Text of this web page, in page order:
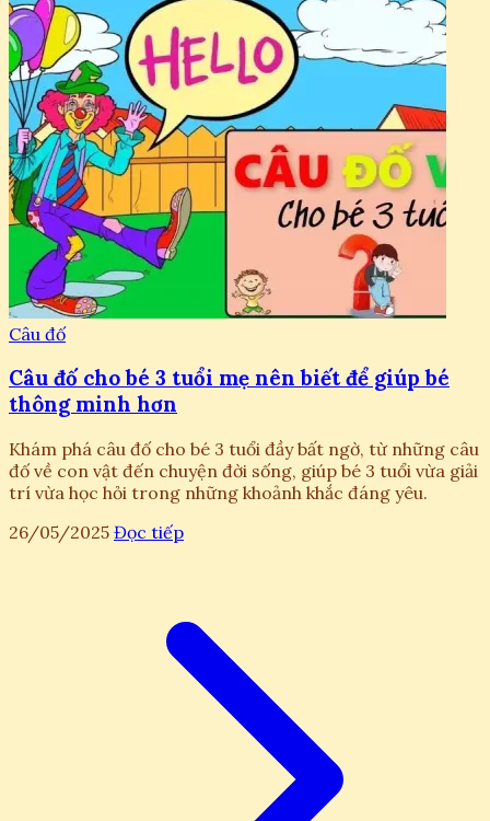
Câu đố
Câu đố cho bé 3 tuổi mẹ nên biết để giúp bé
thông minh hơn
Khám phá câu đố cho bé 3 tuổi đầy bất ngờ, từ những câu
đố về con vật đến chuyện đời sống, giúp bé 3 tuổi vừa giải
trí vừa học hỏi trong những khoảnh khắc đáng yêu.
26/05/2025 Đọc tiếp